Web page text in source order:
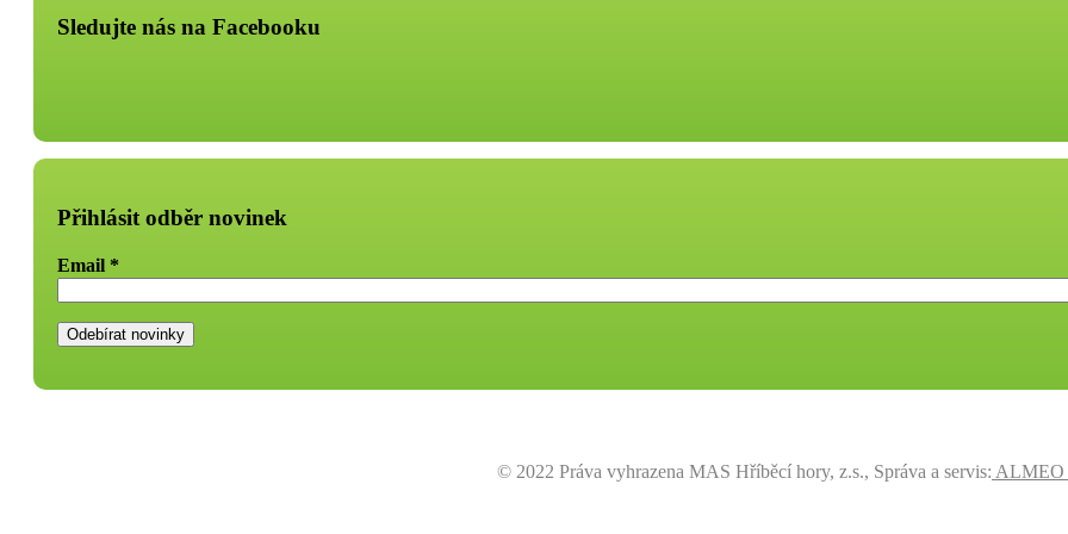
Sledujte nás na Facebooku
Přihlásit odběr novinek
Email *
© 2022 Práva vyhrazena MAS Hříběcí hory, z.s., Správa a servis: ALMEO